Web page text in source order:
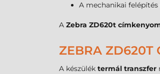
A mechanikai
A Zebra ZD620t
ZEBRA ZD620T
A készülék termál transzfer